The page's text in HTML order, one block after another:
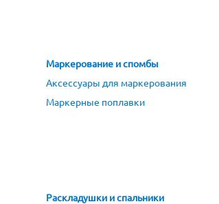
Маркерование и спомбы
Аксессуары для маркерования
Маркерные поплавки
Раскладушки и спальники